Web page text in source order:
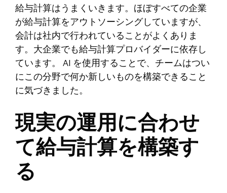
給与計算はうまくいきます。ほぼすべての企業
が給与計算をアウトソーシングしていますが、
会計は社内で行われていることがよくありま
す。大企業でも給与計算プロバイダーに依存し
ています。 AI を使用することで、チームはつい
にこの分野で何か新しいものを構築できること
に気づきました。
現実の運用に合わせ
て給与計算を構築す
る